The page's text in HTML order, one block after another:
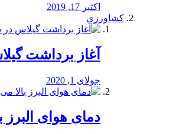
اکتبر 17, 2019
کشاورزی
آغاز برداشت
جولای 1, 2020
دمای هوای البرز